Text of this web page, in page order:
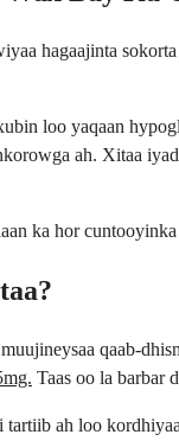
hagaajinta
loo yaqaan
ah. Xitaa
ka hor
qaab-
Taas oo la barbar
ah loo